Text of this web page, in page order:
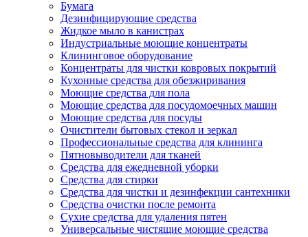
Бумага
Дезинфицирующие средства
Жидкое мыло в канистрах
Индустриальные моющие концентраты
Клининговое оборудование
Концентраты для чистки ковровых покрытий
Кухонные средства для обезжиривания
Моющие средства для пола
Моющие средства для посудомоечных машин
Моющие средства для посуды
Очистители бытовых стекол и зеркал
Профессиональные средства для клининга
Пятновыводители для тканей
Средства для ежедневной уборки
Средства для стирки
Средства для чистки и дезинфекции сантехники
Средства очистки после ремонта
Сухие средства для удаления пятен
Универсальные чистящие моющие средства